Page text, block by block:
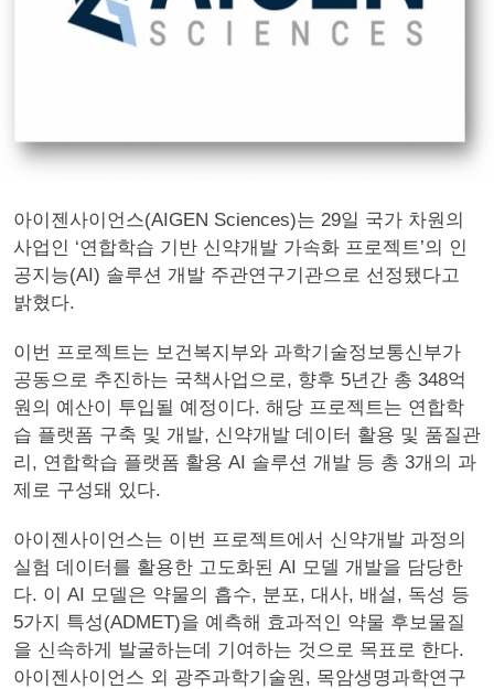
아이젠사이언스(AIGEN Sciences)는 29일 국가 차원의
사업인 ‘연합학습 기반 신약개발 가속화 프로젝트’의 인
공지능(AI) 솔루션 개발 주관연구기관으로 선정됐다고
밝혔다.
이번 프로젝트는 보건복지부와 과학기술정보통신부가
공동으로 추진하는 국책사업으로, 향후 5년간 총 348억
원의 예산이 투입될 예정이다. 해당 프로젝트는 연합학
습 플랫폼 구축 및 개발, 신약개발 데이터 활용 및 품질관
리, 연합학습 플랫폼 활용 AI 솔루션 개발 등 총 3개의 과
제로 구성돼 있다.
아이젠사이언스는 이번 프로젝트에서 신약개발 과정의
실험 데이터를 활용한 고도화된 AI 모델 개발을 담당한
다. 이 AI 모델은 약물의 흡수, 분포, 대사, 배설, 독성 등
5가지 특성(ADMET)을 예측해 효과적인 약물 후보물질
을 신속하게 발굴하는데 기여하는 것으로 목표로 한다.
아이젠사이언스 외 광주과학기술원, 목암생명과학연구